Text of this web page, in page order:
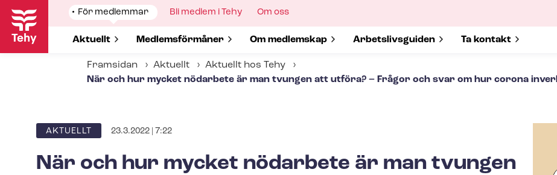
Hoppa
huvudinnehåll
Show
submenu
for
För medlemmar
Show submenu for
Aktuellt Show submenu for
Med­lems­för­må­ner Show submenu for
Om medlemskap Show submenu for
Ar­bets­livs­gui­den Show submenu for
Ta kontakt
Show
for
Bli medlem i Tehy
Show
Om oss
Framsidan Aktuellt
Aktuellt hos Tehy
När och hur mycket nödarbete är man tvungen att utföra? – Frågor och svar om hur corona
ARTICLE
AKTUELLT 23.3.2022 | 7:22
När och hur mycket nödarbete är man tvungen